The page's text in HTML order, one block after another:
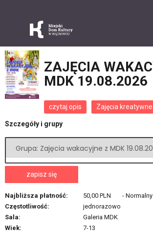
PLN
14 52
ZAJĘCIA
MDK 19.08.2026
czytaj opis Zajęcia kreatywne
Szczegóły i grupy
zapisz się
Najbliższa płatność: 50,00 PLN - Normalny
Częstotliwość:
jednorazowo
Sala:
Galeria MDK
Wiek:
7-13